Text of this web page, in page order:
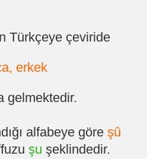
Türkçeye çeviride
erkek
gelmektedir.
alfabeye göre şû
şu şeklindedir.